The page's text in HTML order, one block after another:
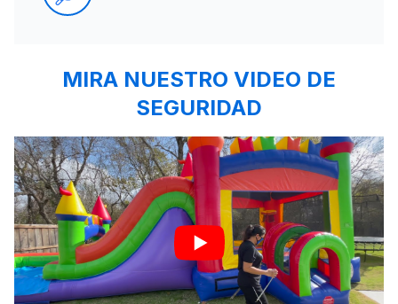
MIRA NUESTRO VIDEO DE
SEGURIDAD